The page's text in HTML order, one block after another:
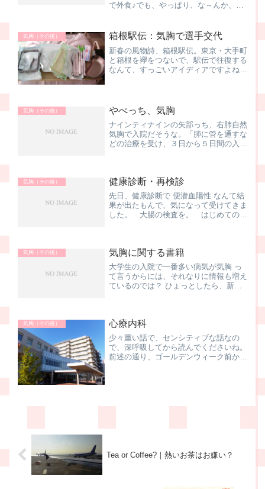
で外食♪でも、やっぱり、な～んか、
似てるな、気胸になったときと。身体が
重いとか、食欲がないと...
気胸（その後） 箱根駅伝：気胸で選手交代
新春の風物詩、箱根駅伝。東京・大手町
と箱根を襷をつないで、駅伝で往復する
なんて、すっごいアイディアですよね。
通り５区青山学院大学で１区...
気胸（その後） やべっち、気胸
ナインティナインの矢部っち、右肺自然
気胸で入院だそうな。「肺に管を通すな
どの治療を受け、３日から５日間の入院
のでねー、反応しちゃいま...
気胸（その後） 健康診断・再検診
先日、健康診断で 便潜血陽性 なんて結
果が出たもんで、気になって受けてきま
した。 大腸の検査を。 はじめてのこ
に来るよう、言われました。...
気胸（その後） 気胸に関する書籍
大学生の入院で一番多い病気が気胸 っ
て言うからには、それなりに情報も増え
ているのでは？ ひょっとしたら、新し
気胸（その後） 心療内科
少々重い話で、センシティブな話なの
で、深呼吸してから読んでくださいね。
前述の通り、ゴールデンウィーク前から
Tea or Coffee?｜熱いお茶はお嫌い？